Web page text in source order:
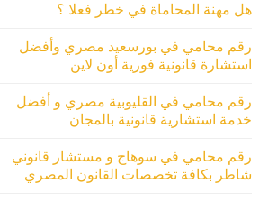
هل مهنة المحاماة في خطر فعلا ؟
رقم محامي في بورسعيد مصري وأفضل
استشارة قانونية فورية أون لاين
رقم محامي في القليوبية مصري و أفضل
خدمة استشارية قانونية بالمجان
رقم محامي في سوهاج و مستشار قانوني
شاطر بكافة تخصصات القانون المصري